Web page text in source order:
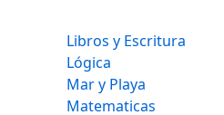
Libros y Escritura
Lógica
Mar y Playa
Matematicas